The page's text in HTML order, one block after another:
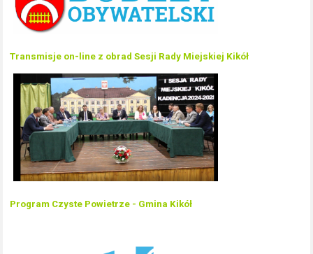
Transmisje on-line z obrad Sesji Rady Miejskiej Kikół
Program Czyste Powietrze - Gmina Kikół